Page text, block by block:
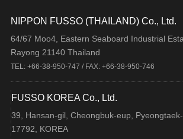
NIPPON FUSSO (THAILAND) Co., Ltd.
64/67 Moo4, Eastern Seaboard Industrial
Rayong 21140 Thailand
TEL: +66-38-950-747 / FAX: +66-38-950-746
FUSSO KOREA Co., Ltd.
39, Hansan-gil, Cheongbuk-eup,
17792, KOREA